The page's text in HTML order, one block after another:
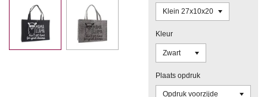
Kleur
Plaats opdruk